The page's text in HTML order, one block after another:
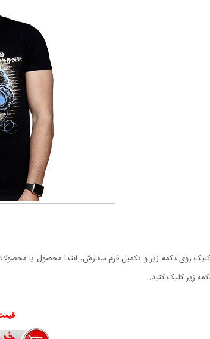
روی دکمه زیر و تکمیل فرم سفارش، ابتدا محصول یا
زیر کلیک کنید.